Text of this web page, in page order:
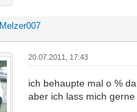
Melzer007
20.07.2011, 17:43
ich behaupte mal o %
aber ich lass mich